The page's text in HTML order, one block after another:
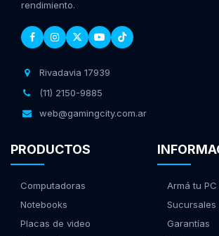
rendimiento.
Rivadavia 17939
(11) 2150-9885
web@gamingcity.com.ar
PRODUCTOS
Computadoras
Notebooks
Placas de video
Armá tu PC
Sucursales
Garantías